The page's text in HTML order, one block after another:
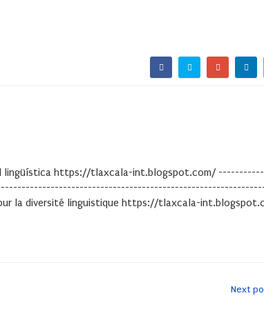
lingüística https://tlaxcala-int.blogspot.com/
la diversité linguistique https://tlaxcala-
Next